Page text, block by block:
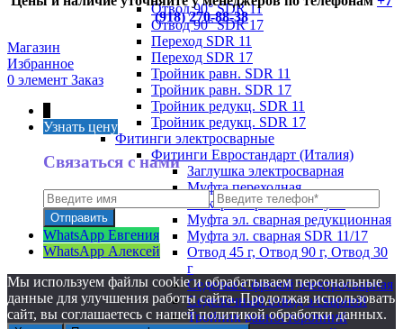
Отвод 90° SDR 11
Отвод 90° SDR 17
Переход SDR 11
Переход SDR 17
Тройник равн. SDR 11
Тройник равн. SDR 17
Тройник редукц. SDR 11
Тройник редукц. SDR 17
Фитинги электросварные
Фитинги Евростандарт (Италия)
Заглушка электросварная
Муфта переходная
электросварная на латунь
Муфта эл. cварная редукционная
Муфта эл. сварная SDR 11/17
Отвод 45 г, Отвод 90 г, Отвод 30
г
Седелка с фрезой электросварная
Седелочный отвод э/сварной
Тройник равносторонний
(918) 270-88-38
Магазин
Избранное
0 элемент Заказ
Узнать цену
Связаться с нами
WhatsApp Евгения
WhatsApp Алексей
Мы используем файлы cookie и обрабатываем персональные
данные для улучшения работы сайта. Продолжая использовать
сайт, вы соглашаетесь с нашей политикой обработки данных.